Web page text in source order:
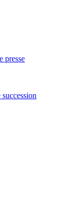
presse